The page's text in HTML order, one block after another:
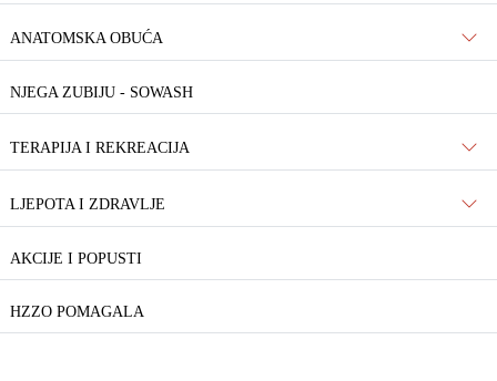
ANATOMSKA OBUĆA
NJEGA ZUBIJU - SOWASH
TERAPIJA I REKREACIJA
LJEPOTA I ZDRAVLJE
AKCIJE I POPUSTI
HZZO POMAGALA